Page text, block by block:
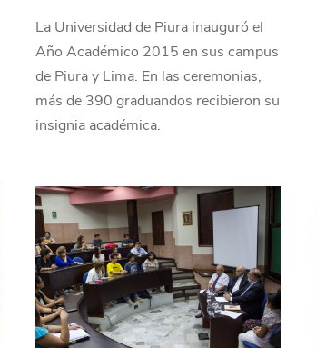
La Universidad de Piura inauguró el
Año Académico 2015 en sus campus
de Piura y Lima. En las ceremonias,
más de 390 graduandos recibieron su
insignia académica.